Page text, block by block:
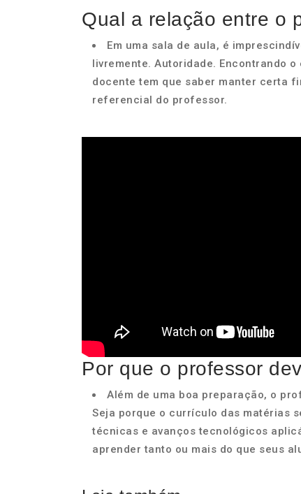
Qual a relação entre o
Em uma sala de aula, é
livremente. Autoridade. Encontrando
docente tem que saber manter certa
referencial do professor.
Por que o professor
Além de uma boa preparação, o
Seja porque o currículo das matérias
técnicas e avanços tecnológicos
aprender tanto ou mais do que seus